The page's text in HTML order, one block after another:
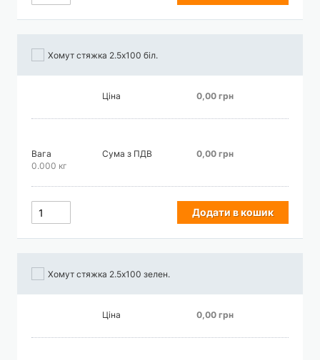
Хомут стяжка 2.5х100 біл.
Ціна 0,00 грн
Вага
0.000 кг
Сума з ПДВ 0,00 грн
Додати в кошик
Хомут стяжка 2.5х100 зелен.
Ціна 0,00 грн